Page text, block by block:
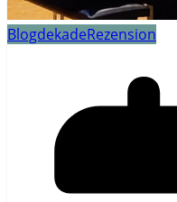
BlogdekadeRezension